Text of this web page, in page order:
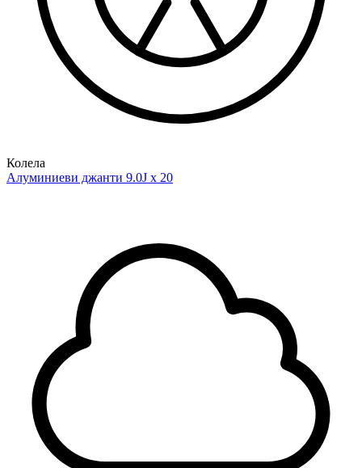
Колела
Алуминиеви джанти 9.0J x 20